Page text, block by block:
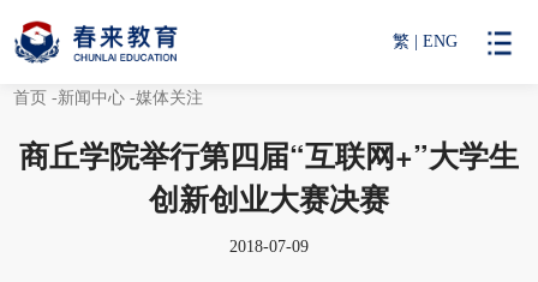
繁 ENG
首页 -新闻中心 -媒体关注
商丘学院举行第四届“互联网+”大学生
创新创业大赛决赛
2018-07-09